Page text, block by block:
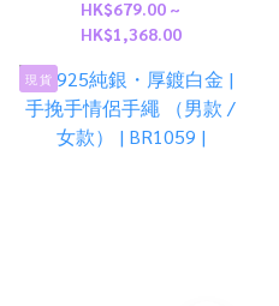
| RI1019 |
HK$679.00 ~
HK$1,368.00
現 貨